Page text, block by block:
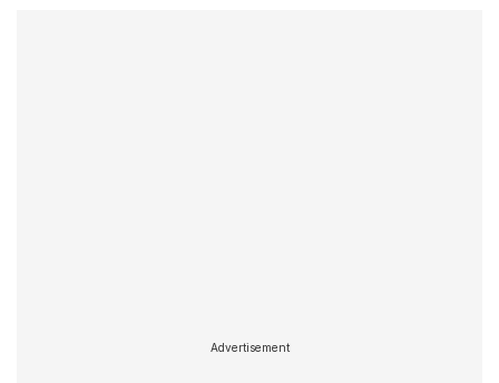
Advertisement